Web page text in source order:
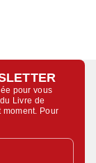
pour vous
Livre de
moment. Pour